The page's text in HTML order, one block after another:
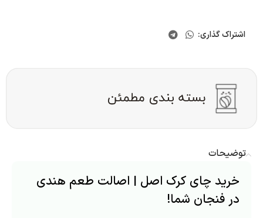
اشتراک گذاری:
توضیحات
خرید چای کرک اصل | اصالت طعم هندی
در فنجان شما!